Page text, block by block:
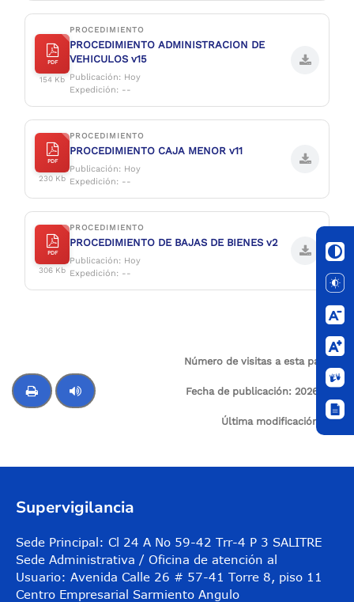
PDF
154 Kb
PROCEDIMIENTO
PROCEDIMIENTO ADMINISTRACION DE
VEHICULOS v15
Publicación: Hoy
Expedición: --
PDF
230 Kb
PROCEDIMIENTO
PROCEDIMIENTO CAJA MENOR v11
Publicación: Hoy
Expedición: --
PDF
306 Kb
PROCEDIMIENTO
PROCEDIMIENTO DE BAJAS DE BIENES v2
Publicación: Hoy
Expedición: --
Número de visitas a esta página:
9
Fecha de publicación: 2026-06-
16
Última modificación:
N/A
Supervigilancia
Sede Principal: Cl 24 A No 59-42 Trr-4 P 3 SALITRE
Sede Administrativa / Oficina de atención al
Usuario: Avenida Calle 26 # 57-41 Torre 8, piso 11
Centro Empresarial Sarmiento Angulo